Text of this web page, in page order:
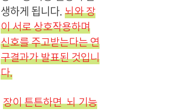
생하게 됩니다. 뇌와 장
이 서로 상호작용하며
신호를 주고받는다는 연
구결과가 발표된 것입니
다.
장이 튼튼하면 뇌 기능